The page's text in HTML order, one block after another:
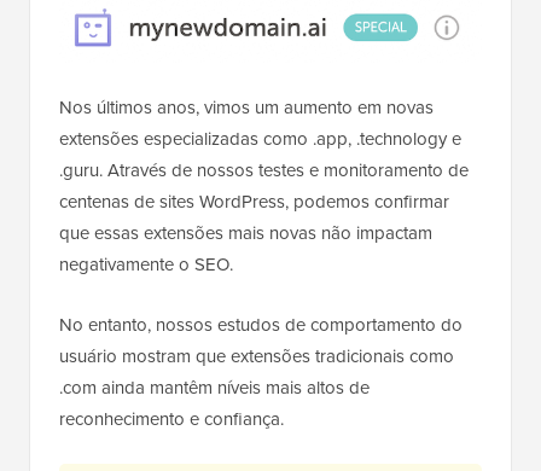
Nos últimos anos, vimos um aumento em novas
extensões especializadas como .app, .technology e
.guru. Através de nossos testes e monitoramento de
centenas de sites WordPress, podemos confirmar
que essas extensões mais novas não impactam
negativamente o SEO.
No entanto, nossos estudos de comportamento do
usuário mostram que extensões tradicionais como
.com ainda mantêm níveis mais altos de
reconhecimento e confiança.